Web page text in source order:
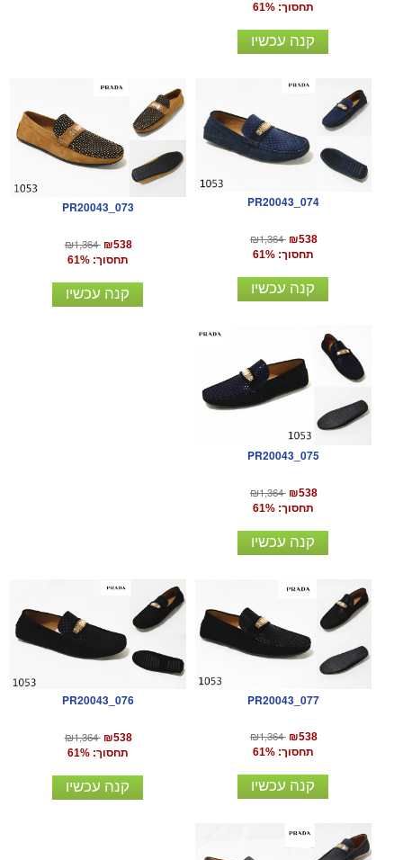
תחסוך: 61%
קנה עכשיו
PR20043_073
₪1,364 ₪538
תחסוך: 61%
קנה עכשיו
PR20043_074
₪1,364 ₪538
תחסוך: 61%
קנה עכשיו
PR20043_075
₪1,364 ₪538
תחסוך: 61%
קנה עכשיו
PR20043_076
₪1,364 ₪538
תחסוך: 61%
קנה עכשיו
PR20043_077
₪1,364 ₪538
תחסוך: 61%
קנה עכשיו